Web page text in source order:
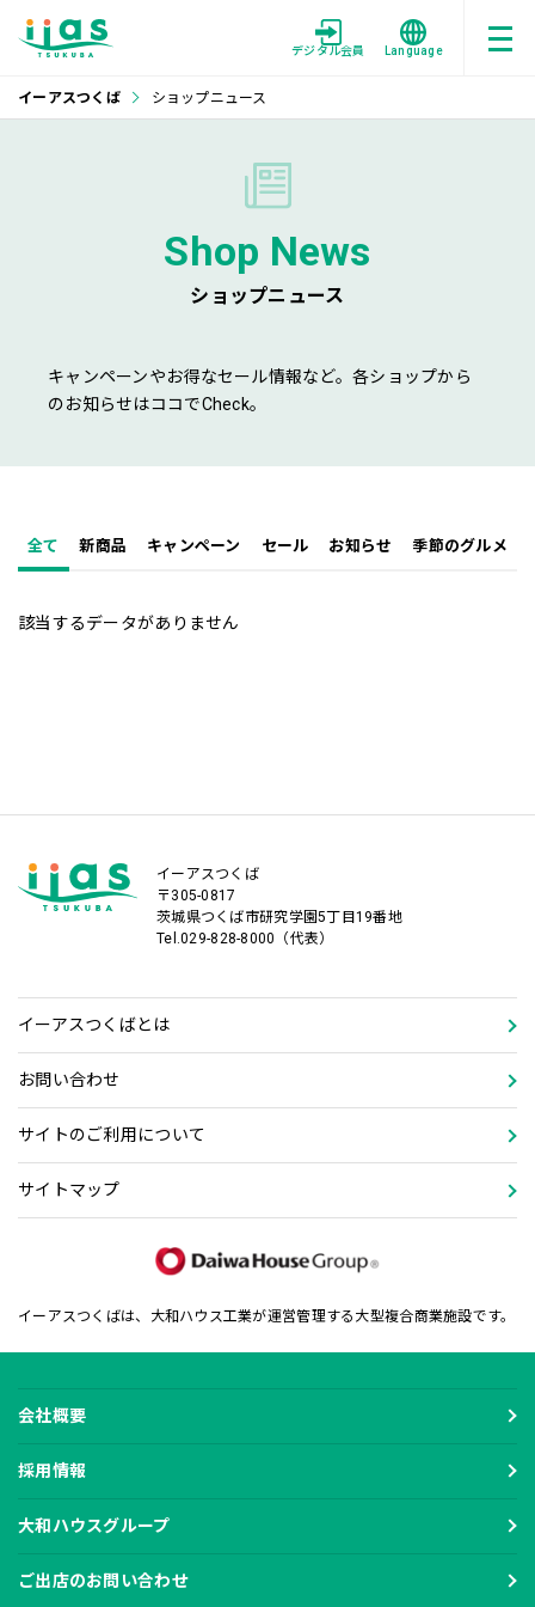
デジタル会員 Language
イーアスつくば ショップニュース
Shop News
ショップニュース
キャンペーンやお得なセール情報など。各ショップから
のお知らせはココでCheck。
全て 新商品 キャンペーン セール お知らせ 季節のグルメ
該当するデータがありません
イーアスつくば
〒305-0817
茨城県つくば市研究学園5丁目19番地
Tel.029-828-8000（代表）
イーアスつくばとは
お問い合わせ
サイトのご利用について
サイトマップ
イーアスつくばは、大和ハウス工業が運営管理する大型複合商業施設です。
会社概要
採用情報
大和ハウスグループ
ご出店のお問い合わせ